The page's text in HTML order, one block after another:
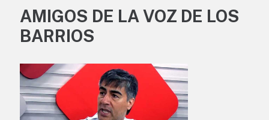
AMIGOS DE LA VOZ DE LOS
BARRIOS